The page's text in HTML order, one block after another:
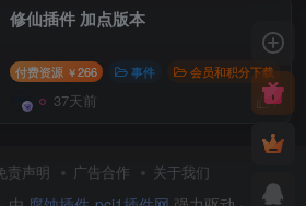
修仙插件 加点版本
付费资源 ￥266 事件 会员和积分下载
37天前 7
责声明 广告合作 关于我们